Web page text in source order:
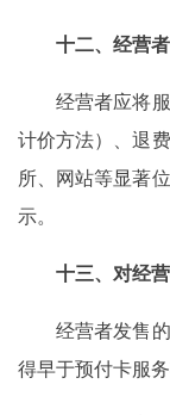
十二、经营者
经营者应将服
计价方法）、退
所、网站等显著
示。
十三、对经营
经营者发售的
得早于预付卡服